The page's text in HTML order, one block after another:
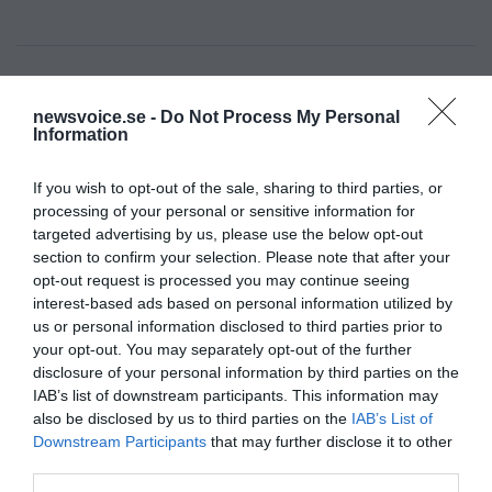
newsvoice.se - Do Not Process My Personal
Information
If you wish to opt-out of the sale, sharing to third parties, or
processing of your personal or sensitive information for
targeted advertising by us, please use the below opt-out
section to confirm your selection. Please note that after your
opt-out request is processed you may continue seeing
interest-based ads based on personal information utilized by
us or personal information disclosed to third parties prior to
your opt-out. You may separately opt-out of the further
disclosure of your personal information by third parties on the
IAB’s list of downstream participants. This information may
also be disclosed by us to third parties on the IAB’s List of
Downstream Participants that may further disclose it to other
Ämnen: valet 2026
Prenumerera på vårt nyhetsbrev
Få NewsVoice nyhets-mail